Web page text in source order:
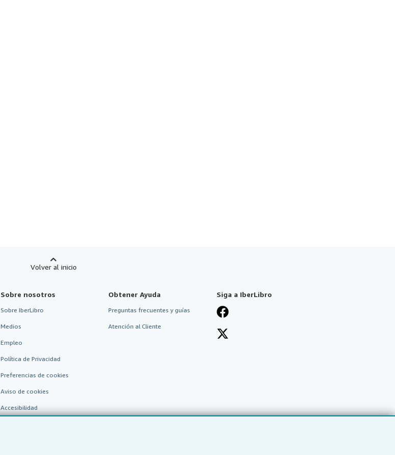
Volver al inicio
Sobre nosotros
Sobre IberLibro
Medios
Empleo
Política de Privacidad
Preferencias de cookies
Aviso de cookies
Accesibilidad
Obtener Ayuda
Preguntas frecuentes y guías
Atención al Cliente
Siga a IberLibro